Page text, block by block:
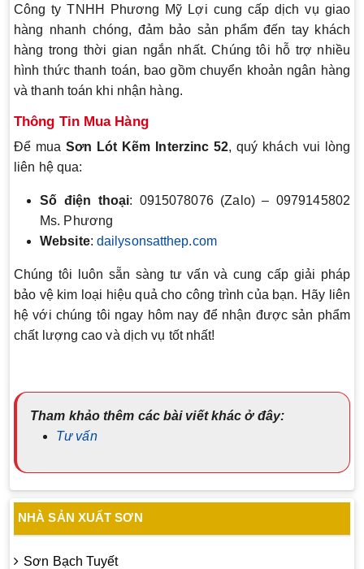
Công ty TNHH Phương Mỹ Lợi cung cấp dịch vụ giao
hàng nhanh chóng, đảm bảo sản phẩm đến tay khách
hàng trong thời gian ngắn nhất. Chúng tôi hỗ trợ nhiều
hình thức thanh toán, bao gồm chuyển khoản ngân hàng
và thanh toán khi nhận hàng.
Thông Tin Mua Hàng
Để muaSơn Lót Kẽm Interzinc 52, quý khách vui lòng
liên hệ qua:
Số điện thoại: 0915078076 (Zalo) – 0979145802
Ms. Phương
Website: dailysonsatthep.com
Chúng tôi luôn sẵn sàng tư vấn và cung cấp giải pháp
bảo vệ kim loại hiệu quả cho công trình của bạn. Hãy liên
hệ với chúng tôi ngay hôm nay để nhận được sản phẩm
chất lượng cao và dịch vụ tốt nhất!
Tham khảo thêm các bài viết khác ở đây:
Tư vấn
NHÀ SẢN XUẤT SƠN
Sơn Bạch Tuyết